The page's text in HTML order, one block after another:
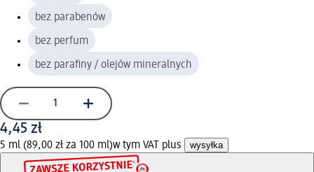
bez parabenów
bez perfum
bez parafiny / olejów mineralnych
4,45 zł
5 ml (89,00 zł za 100 ml)w tym VAT plus wysyłka